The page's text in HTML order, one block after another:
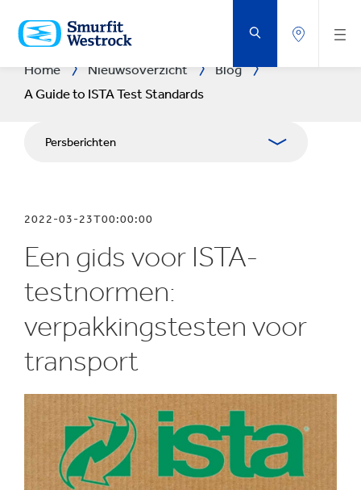
NAAR
DE
BELANGRIJKSTE
Home Nieuwsoverzicht
Blog
A Guide to ISTA Test Standards
Persberichten
Publicaties
Mediabronnen
2022-03-23T00:00:00
Een gids voor ISTA-
testnormen:
verpakkingstesten voor
transport